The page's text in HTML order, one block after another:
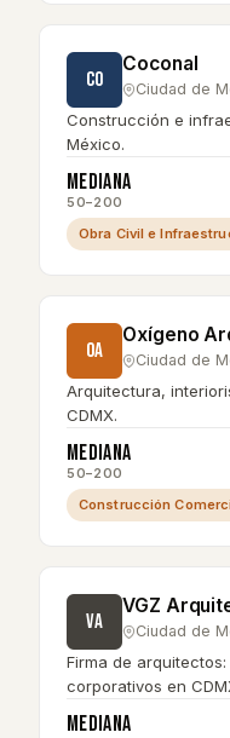
CO
Coconal
Ciudad de
Construcción e
México.
Mediana
50–200
Obra Civil e
OA
Oxígeno
Ciudad de
Arquitectura,
CDMX.
Mediana
50–200
Construcción
VA
VGZ
Ciudad de
Firma de
corporativos en
Mediana